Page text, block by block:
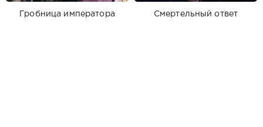
Гробница императора Смертельный ответ